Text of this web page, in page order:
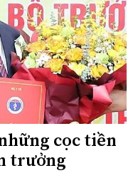
cọc tiền
trưởng